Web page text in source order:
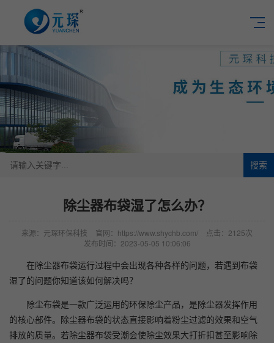
搜索
除尘器布袋湿了怎么办？
来源：元琛环保科技 官网：https://www.shychb.com/
点击：2125次
发布时间：2023-05-05 10:06:06
在除尘器布袋运行过程中会出现各种各样的问题，若遇到布袋
湿了的问题你知道该如何解决吗？
除尘布袋是一款广泛运用的环保除尘产品，是除尘器发挥作用
的核心部件。除尘器布袋的状态直接影响着粉尘过滤的效果和空气
排放的质量。若除尘器布袋受潮会使除尘效果大打折扣甚至影响除